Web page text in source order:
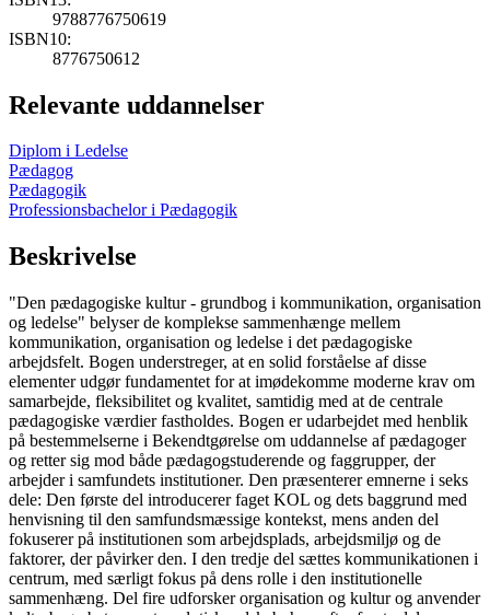
9788776750619
ISBN10:
8776750612
Relevante uddannelser
Diplom i Ledelse
Pædagog
Pædagogik
Professionsbachelor i Pædagogik
Beskrivelse
"Den pædagogiske kultur - grundbog i kommunikation, organisation
og ledelse" belyser de komplekse sammenhænge mellem
kommunikation, organisation og ledelse i det pædagogiske
arbejdsfelt. Bogen understreger, at en solid forståelse af disse
elementer udgør fundamentet for at imødekomme moderne krav om
samarbejde, fleksibilitet og kvalitet, samtidig med at de centrale
pædagogiske værdier fastholdes. Bogen er udarbejdet med henblik
på bestemmelserne i Bekendtgørelse om uddannelse af pædagoger
og retter sig mod både pædagogstuderende og faggrupper, der
arbejder i samfundets institutioner. Den præsenterer emnerne i seks
dele: Den første del introducerer faget KOL og dets baggrund med
henvisning til den samfundsmæssige kontekst, mens anden del
fokuserer på institutionen som arbejdsplads, arbejdsmiljø og de
faktorer, der påvirker den. I den tredje del sættes kommunikationen i
centrum, med særligt fokus på dens rolle i den institutionelle
sammenhæng. Del fire udforsker organisation og kultur og anvender